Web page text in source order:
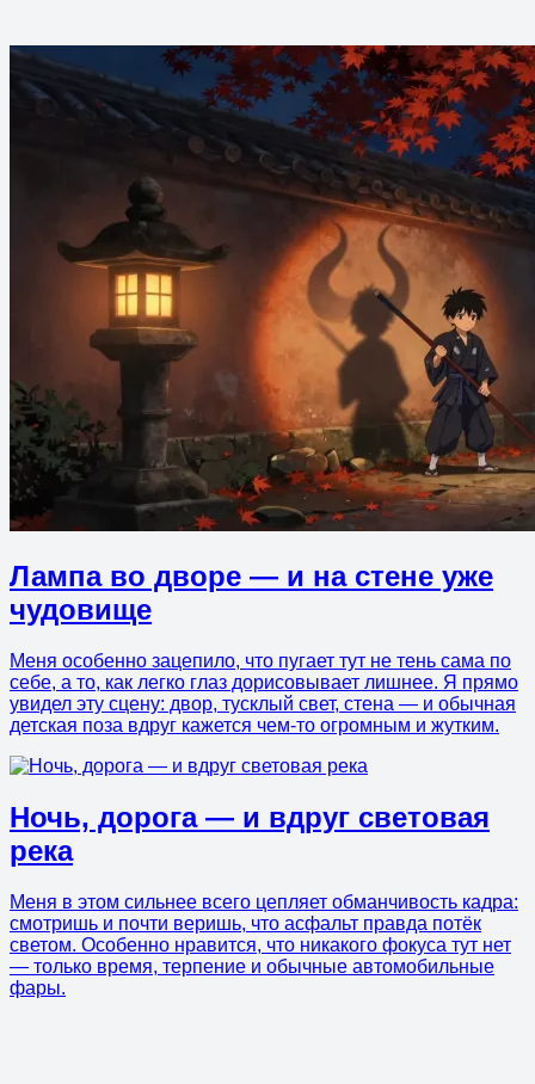
Лампа во дворе — и на стене уже
чудовище
Меня особенно зацепило, что пугает тут не тень сама по
себе, а то, как легко глаз дорисовывает лишнее. Я прямо
увидел эту сцену: двор, тусклый свет, стена — и обычная
детская поза вдруг кажется чем-то огромным и жутким.
Ночь, дорога — и вдруг световая
река
Меня в этом сильнее всего цепляет обманчивость кадра:
смотришь и почти веришь, что асфальт правда потёк
светом. Особенно нравится, что никакого фокуса тут нет
— только время, терпение и обычные автомобильные
фары.